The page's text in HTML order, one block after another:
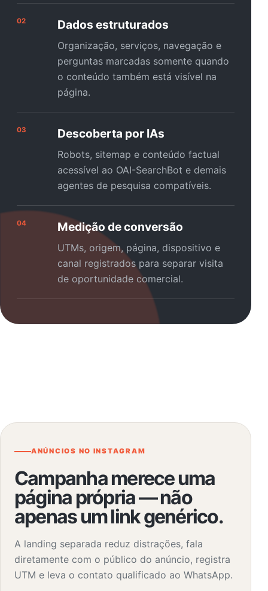
02 Dados estruturados
Organização, serviços, navegação e
perguntas marcadas somente quando
o conteúdo também está visível na
página.
03 Descoberta por IAs
Robots, sitemap e conteúdo factual
acessível ao OAI-SearchBot e demais
agentes de pesquisa compatíveis.
04 Medição de conversão
UTMs, origem, página, dispositivo e
canal registrados para separar visita
de oportunidade comercial.
ANÚNCIOS NO INSTAGRAM
Campanha merece uma
página própria — não
apenas um link genérico.
A landing separada reduz distrações, fala
diretamente com o público do anúncio, registra
UTM e leva o contato qualificado ao WhatsApp.